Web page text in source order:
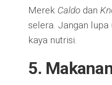
Merek Caldo dan
selera. Jangan
kaya nutrisi.
5.